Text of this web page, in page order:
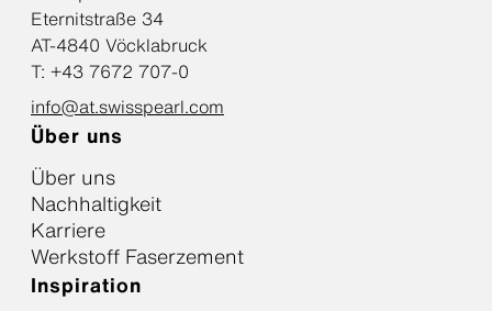
Eternitstraße 34
AT-4840 Vöcklabruck
T: +43 7672 707-0
info@at.swisspearl.com
Über uns
Über uns
Nachhaltigkeit
Karriere
Werkstoff Faserzement
Inspiration